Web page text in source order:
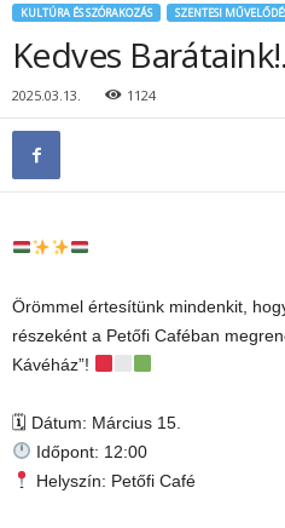
KULTÚRA ÉS SZÓRAKOZÁS SZENTESI
Kedves
2025.03.13. 1124
Örömmel értesítünk mindenkit,
részeként a Petőfi Caféban
Kávéház”!
🗓 Dátum: Március 15.
Időpont: 12:00
Helyszín: Petőfi Café